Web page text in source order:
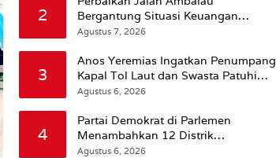
2
Bergantung Situasi Keuangan
Pemprov Maluku
Agustus 7, 2026
3
Anos Yeremias Ingatkan Penumpang
Kapal Tol Laut dan Swasta Patuhi
Peringatan BMKG
Agustus 6, 2026
4
Partai Demokrat di Parlemen
Menambahkan 12 Distrik
Pendukung Trump
Agustus 6, 2026